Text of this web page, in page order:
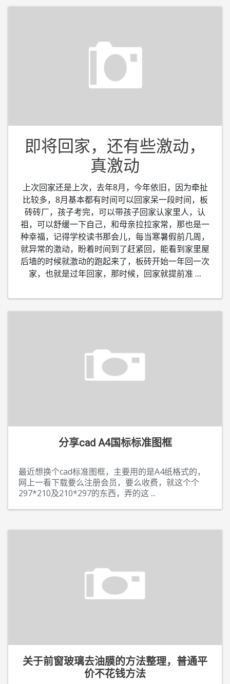
即将回家，还有些激动，
真激动
上次回家还是上次，去年8月，今年依旧，因为牵扯
比较多，8月基本都有时间可以回家呆一段时间，板
砖砖厂，孩子考完，可以带孩子回家认家里人，认
祖，可以舒缓一下自己，和母亲拉拉家常，那也是一
种幸福，记得学校读书那会儿，每当寒暑假前几周，
就异常的激动，盼着时间到了赶紧回，能看到家里屋
后墙的时候就激动的跑起来了，板砖开始一年回一次
家，也就是过年回家，那时候，回家就提前准 ....
分享cad A4国标标准图框
最近想换个cad标准图框，主要用的是A4纸格式的，
网上一看下载要么注册会员，要么收费，就这个个
297*210及210*297的东西，弄的这 ...
关于前窗玻璃去油膜的方法整理，普通平
价不花钱方法